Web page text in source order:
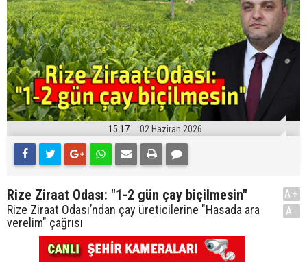
15:17 02 Haziran 2026
Rize Ziraat Odası: "1-2 gün çay biçilmesin"
Rize Ziraat Odası’ndan çay üreticilerine "Hasada ara
verelim" çağrısı
A+
A-